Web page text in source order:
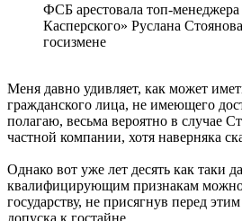
ФСБ арестовала топ-
Касперского» Руслана
госизмене
Меня давно удивляет, как может
гражданского лица, не имеющего
полагаю, весьма вероятно в случае
частной компании, хотя наверняка
Однако вот уже лет десять как таки
квалифицирующим признакам можно
государству, не присягнув перед
допуска к гостайне.